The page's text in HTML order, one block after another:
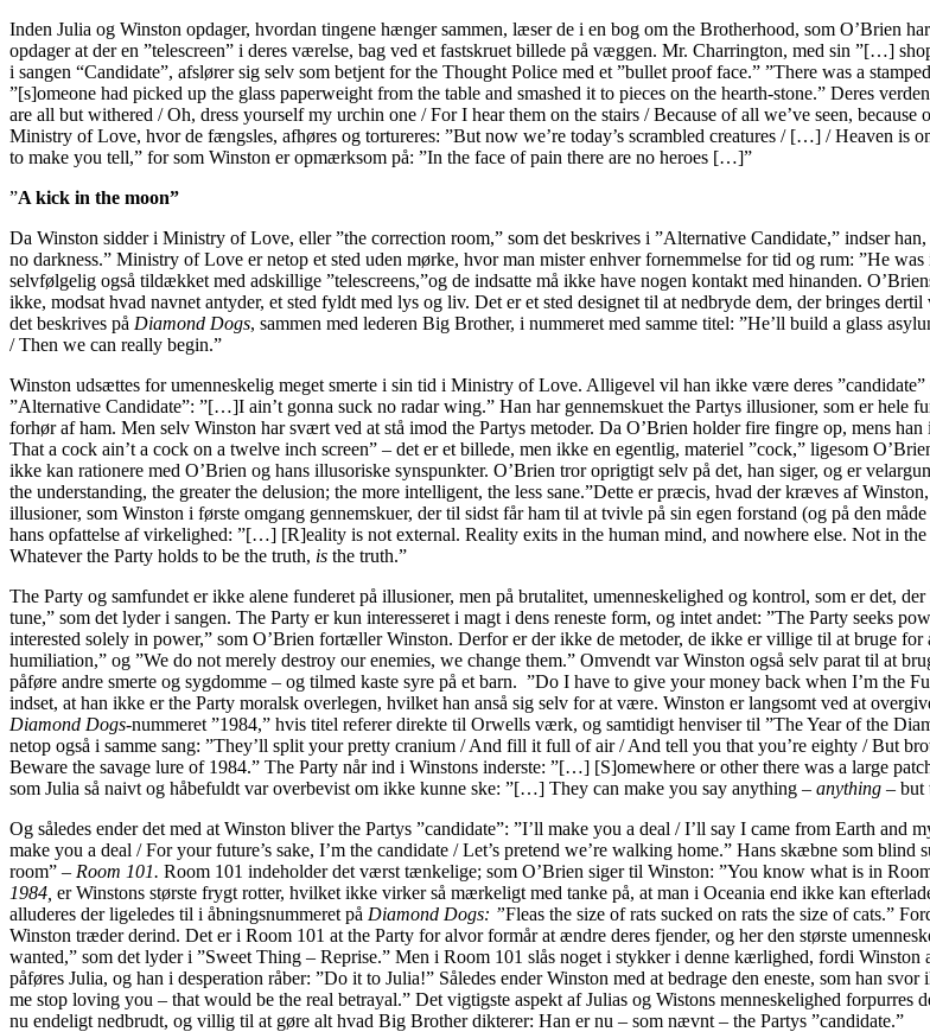
Inden Julia og Winston opdager, hvordan tingene hænger sammen, læser de i en bog om the Brotherhood, som O’Brien
opdager at der en ”telescreen” i deres værelse, bag ved et fastskruet billede på væggen. Mr. Charrington, med sin ”[…]
i sangen “Candidate”, afslører sig selv som betjent for the Thought Police med et ”bullet proof face.” ”There was a
”[s]omeone had picked up the glass paperweight from the table and smashed it to pieces on the hearth-stone.” Deres
are all but withered / Oh, dress yourself my urchin one / For I hear them on the stairs / Because of all we’ve seen,
Ministry of Love, hvor de fængsles, afhøres og tortureres: ”But now we’re today’s scrambled creatures / […] / Heaven is
to make you tell,” for som Winston er opmærksom på: ”In the face of pain there are no heroes […]”
”A kick in the moon”
Da Winston sidder i Ministry of Love, eller ”the correction room,” som det beskrives i ”Alternative Candidate,” indser
no darkness.” Ministry of Love er netop et sted uden mørke, hvor man mister enhver fornemmelse for tid og rum: ”He
selvfølgelig også tildækket med adskillige ”telescreens,”og de indsatte må ikke have nogen kontakt med hinanden.
ikke, modsat hvad navnet antyder, et sted fyldt med lys og liv. Det er et sted designet til at nedbryde dem, der bringes
det beskrives på Diamond Dogs, sammen med lederen Big Brother, i nummeret med samme titel: ”He’ll build a glass
/ Then we can really begin.”
Winston udsættes for umenneskelig meget smerte i sin tid i Ministry of Love. Alligevel vil han ikke være deres
”Alternative Candidate”: ”[…]I ain’t gonna suck no radar wing.” Han har gennemskuet the Partys illusioner, som er hele
forhør af ham. Men selv Winston har svært ved at stå imod the Partys metoder. Da O’Brien holder fire fingre op, mens
That a cock ain’t a cock on a twelve inch screen” – det er et billede, men ikke en egentlig, materiel ”cock,” ligesom
ikke kan rationere med O’Brien og hans illusoriske synspunkter. O’Brien tror oprigtigt selv på det, han siger, og er
the understanding, the greater the delusion; the more intelligent, the less sane.”Dette er præcis, hvad der kræves af
illusioner, som Winston i første omgang gennemskuer, der til sidst får ham til at tvivle på sin egen forstand (og på den
hans opfattelse af virkelighed: ”[…] [R]eality is not external. Reality exits in the human mind, and nowhere else. Not in
Whatever the Party holds to be the truth, is the truth.”
The Party og samfundet er ikke alene funderet på illusioner, men på brutalitet, umenneskelighed og kontrol, som er det,
tune,” som det lyder i sangen. The Party er kun interesseret i magt i dens reneste form, og intet andet: ”The Party seeks
interested solely in power,” som O’Brien fortæller Winston. Derfor er der ikke de metoder, de ikke er villige til at bruge
humiliation,” og ”We do not merely destroy our enemies, we change them.” Omvendt var Winston også selv parat til at
påføre andre smerte og sygdomme – og tilmed kaste syre på et barn. ”Do I have to give your money back when I’m the
indset, at han ikke er the Party moralsk overlegen, hvilket han anså sig selv for at være. Winston er langsomt ved at
Diamond Dogs-nummeret ”1984,” hvis titel referer direkte til Orwells værk, og samtidigt henviser til ”The Year of the
netop også i samme sang: ”They’ll split your pretty cranium / And fill it full of air / And tell you that you’re eighty / But
Beware the savage lure of 1984.” The Party når ind i Winstons inderste: ”[…] [S]omewhere or other there was a large
som Julia så naivt og håbefuldt var overbevist om ikke kunne ske: ”[…] They can make you say anything – anything – but
Og således ender det med at Winston bliver the Partys ”candidate”: ”I’ll make you a deal / I’ll say I came from Earth and
make you a deal / For your future’s sake, I’m the candidate / Let’s pretend we’re walking home.” Hans skæbne som
room” – Room 101. Room 101 indeholder det værst tænkelige; som O’Brien siger til Winston: ”You know what is in
1984, er Winstons største frygt rotter, hvilket ikke virker så mærkeligt med tanke på, at man i Oceania end ikke kan
alluderes der ligeledes til i åbningsnummeret på Diamond Dogs: ”Fleas the size of rats sucked on rats the size of cats.”
Winston træder derind. Det er i Room 101 at the Party for alvor formår at ændre deres fjender, og her den største
wanted,” som det lyder i ”Sweet Thing – Reprise.” Men i Room 101 slås noget i stykker i denne kærlighed, fordi
påføres Julia, og han i desperation råber: ”Do it to Julia!” Således ender Winston med at bedrage den eneste, som han
me stop loving you – that would be the real betrayal.” Det vigtigste aspekt af Julias og Wistons menneskelighed forpurres
nu endeligt nedbrudt, og villig til at gøre alt hvad Big Brother dikterer: Han er nu – som nævnt – the Partys ”candidate.”